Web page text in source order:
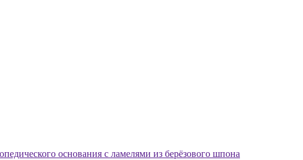
основания с ламелями из берёзового шпона